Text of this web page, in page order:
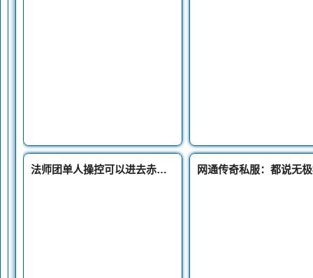
法师团单人操控可以进去赤月老巢轻松击杀BOOS